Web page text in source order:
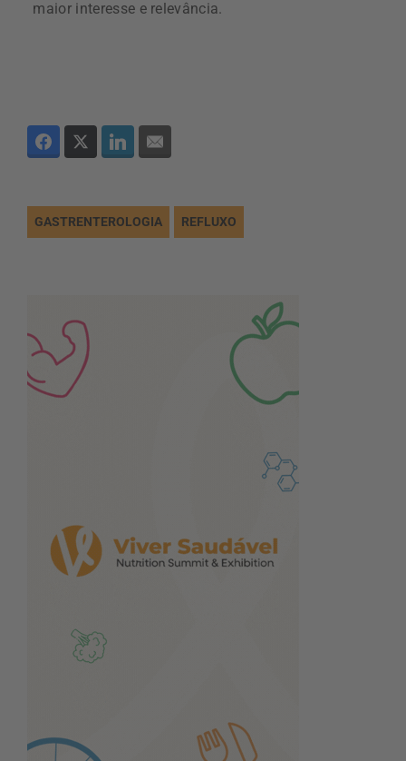
maior interesse e relevância.
GASTRENTEROLOGIA REFLUXO